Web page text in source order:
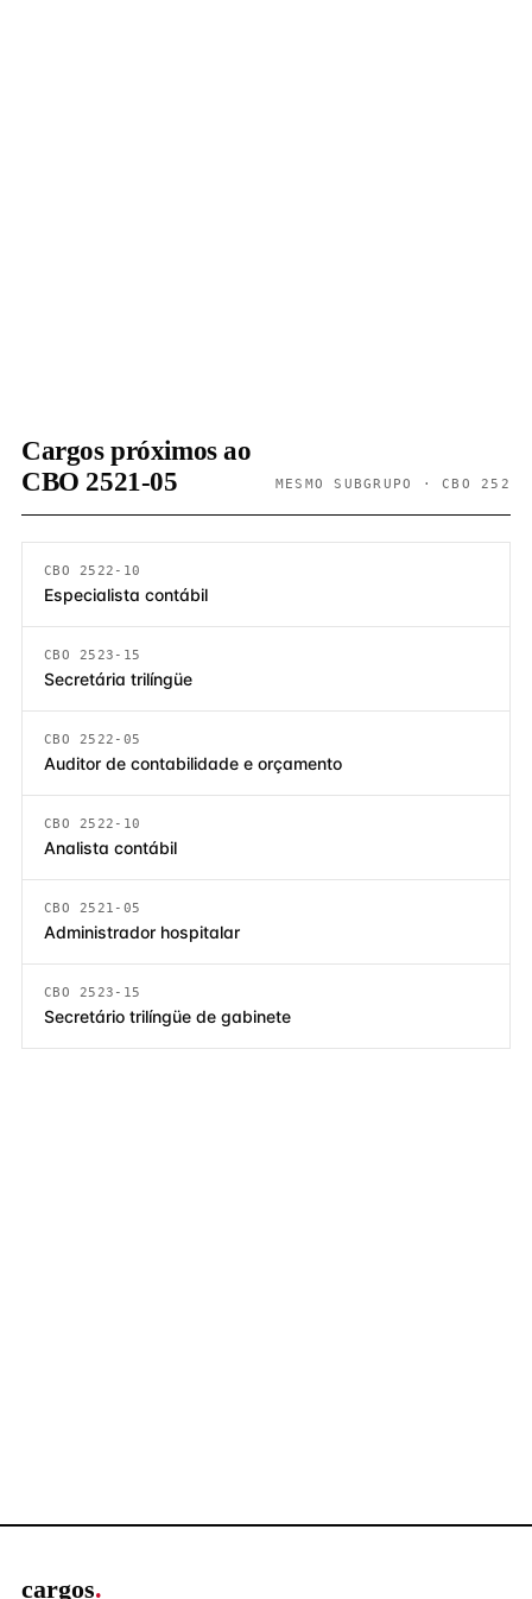
Cargos próximos ao
CBO 2521-05
MESMO SUBGRUPO · CBO 252
CBO 2522-10
Especialista contábil
CBO 2523-15
Secretária trilíngüe
CBO 2522-05
Auditor de contabilidade e orçamento
CBO 2522-10
Analista contábil
CBO 2521-05
Administrador hospitalar
CBO 2523-15
Secretário trilíngüe de gabinete
cargos.